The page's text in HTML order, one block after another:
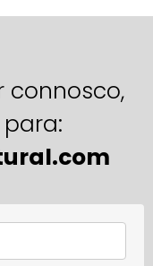
connosco,